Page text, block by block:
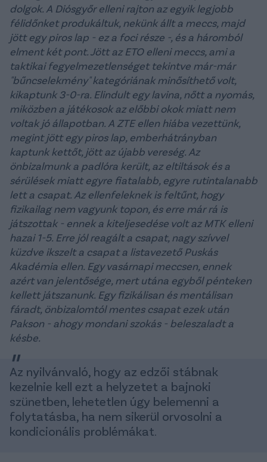
dolgok. A Diósgyőr elleni rajton az egyik legjobb
félidőnket produkáltuk, nekünk állt a meccs, majd
jött egy piros lap - ez a foci része -, és a háromból
elment két pont. Jött az ETO elleni meccs, ami a
taktikai fegyelmezetlenséget tekintve már-már
"bűncselekmény" kategóriának minősíthető volt,
kikaptunk 3-0-ra. Elindult egy lavina, nőtt a nyomás,
miközben a játékosok az előbbi okok miatt nem
voltak jó állapotban. A ZTE ellen hiába vezettünk,
megint jött egy piros lap, emberhátrányban
kaptunk kettőt, jött az újabb vereség. Az
önbizalmunk a padlóra került, az eltiltások és a
sérülések miatt egyre fiatalabb, egyre rutintalanabb
lett a csapat. Az ellenfeleknek is feltűnt, hogy
fizikailag nem vagyunk topon, és erre már rá is
játszottak - ennek a kiteljesedése volt az MTK elleni
hazai 1-5. Erre jól reagált a csapat, nagy szívvel
küzdve ikszelt a csapat a listavezető Puskás
Akadémia ellen. Egy vasárnapi meccsen, ennek
azért van jelentősége, mert utána egyből pénteken
kellett játszanunk. Egy fizikálisan és mentálisan
fáradt, önbizalomtól mentes csapat ezek után
Pakson - ahogy mondani szokás - beleszaladt a
késbe.
Az nyilvánvaló, hogy az edzői stábnak
kezelnie kell ezt a helyzetet a bajnoki
szünetben, lehetetlen úgy belemenni a
folytatásba, ha nem sikerül orvosolni a
kondicionális problémákat.